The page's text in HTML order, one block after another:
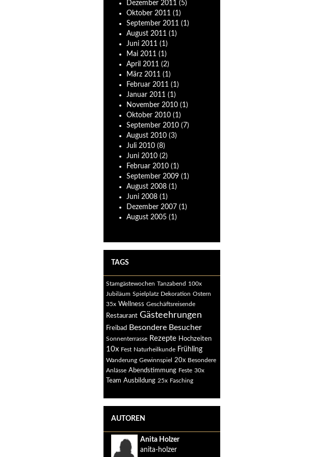
Dezember 2011 (5)
Oktober 2011 (1)
September 2011 (1)
August 2011 (1)
Juni 2011 (1)
Mai 2011 (1)
April 2011 (2)
März 2011 (1)
Februar 2011 (1)
Januar 2011 (1)
November 2010 (1)
Oktober 2010 (1)
September 2010 (7)
August 2010 (3)
Juli 2010 (8)
Juni 2010 (2)
Februar 2010 (1)
September 2009 (1)
August 2008 (1)
Juni 2008 (1)
Dezember 2007 (1)
August 2005 (1)
TAGS
Stamgästewochen Tanzabend 100x
Jubiläum Spielplatz Dekoration Ostern
35x Wellness Geschäftsreisende
Restaurant Gästeehrungen
Freibad Besondere Besucher
Sonnenterrasse Rezepte Hochzeiten
10x Fest Naturheilkunde Frühling
Wanderung Gewinnspiel 20x Besondere
Anlässe Abendstimmung Feste 30x
Team Ausbildung 25x Fasching
AUTOREN
Anita Holzer
anita-holzer